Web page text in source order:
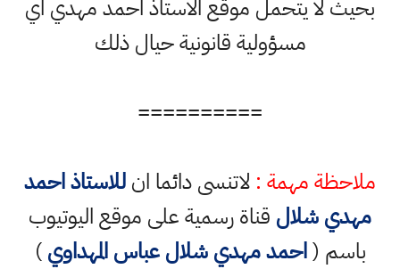
بحيث لا يتحمل موقع الاستاذ احمد مهدي اي
مسؤولية قانونية حيال ذلك
==========
ملاحظة مهمة : لاتنسى دائما انللاستاذ احمد
مهدي شلال قناة رسمية على موقع اليوتيوب
باسم (احمد مهدي شلال عباس المهداوي)